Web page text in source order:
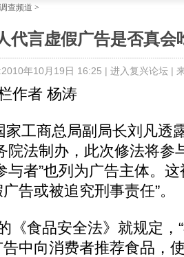
查频道 >
代言虚假广告是否真会
年10月19日 16:25 | 进入复兴论坛|
者 杨涛
工商总局副局长刘凡透
院法制办，此次修法将参
与者”也列为广告主体。
告或被追究刑事责任”。
食品安全法》就规定，“
中向消费者推荐食品，